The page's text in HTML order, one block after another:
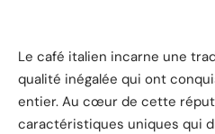
Le café italien incarne une
qualité inégalée qui ont
entier. Au cœur de cette
caractéristiques uniques qui